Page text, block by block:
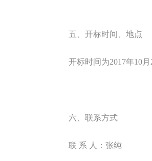
五、开标时间、地点
开标时间为2017年10月
六、联系方式
联 系 人：张纯